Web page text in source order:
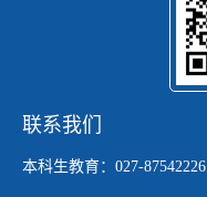
联系我们
本科生教育：027-87542226